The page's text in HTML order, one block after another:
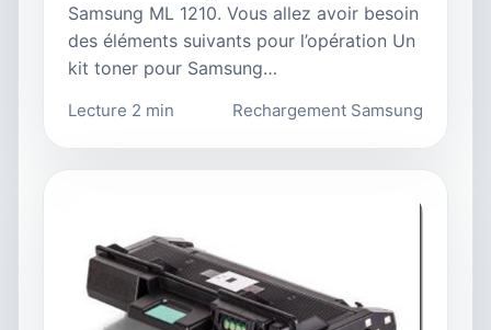
Samsung ML 1210. Vous allez avoir besoin
des éléments suivants pour l’opération Un
kit toner pour Samsung…
Lecture 2 min Rechargement Samsung